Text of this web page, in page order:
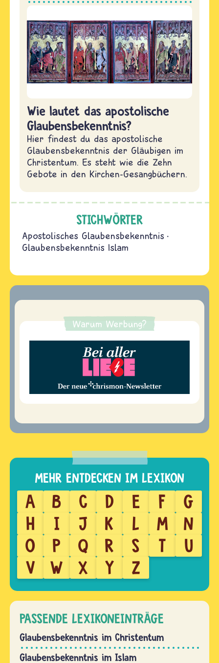
Wie lautet das apostolische
Glaubensbekenntnis?
Hier findest du das apostolische
Glaubensbekenntnis der Gläubigen im
Christentum. Es steht wie die Zehn
Gebote in den Kirchen-Gesangbüchern.
STICHWÖRTER
Apostolisches Glaubensbekenntnis
Glaubensbekenntnis Islam
Warum Werbung?
A B C D E F
G
H
I J K L M
N
O
P Q R S T
U
V
W X Y Z
PASSENDE LEXIKONEINTRÄGE
Glaubensbekenntnis im Christentum
Glaubensbekenntnis im Islam